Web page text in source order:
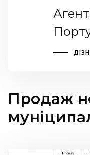
Продаж